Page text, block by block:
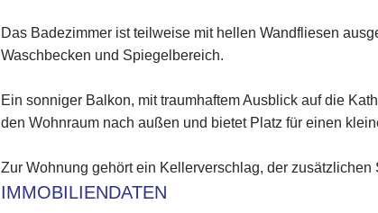
Das Badezimmer ist teilweise mit hellen Wandfliesen
Waschbecken und Spiegelbereich.
Ein sonniger Balkon, mit traumhaftem Ausblick auf die
den Wohnraum nach außen und bietet Platz für einen
Zur Wohnung gehört ein Kellerverschlag, der zusätzlichen
IMMOBILIENDATEN